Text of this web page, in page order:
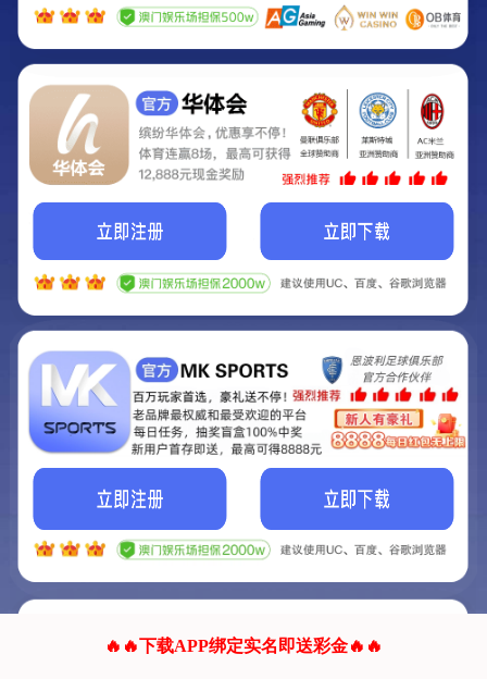
Hey Guys!
我们即将上线啦...
我们的网站正在建设.
它将是非常棒的网站.
联系我们!